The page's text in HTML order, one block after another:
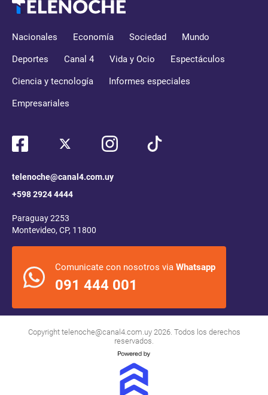
Nacionales Economía Sociedad Mundo
Deportes Canal 4 Vida y Ocio Espectáculos
Ciencia y tecnología Informes especiales
Empresariales
telenoche@canal4.com.uy
+598 2924 4444
Paraguay 2253
Montevideo, CP, 11800
Comunicate con nosotros via Whatsapp
091 444 001
Copyright telenoche@canal4.com.uy2026. Todos los derechos
reservados.